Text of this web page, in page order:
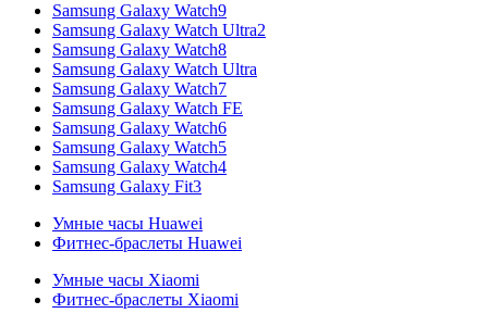
Samsung Galaxy Watch9
Samsung Galaxy Watch Ultra2
Samsung Galaxy Watch8
Samsung Galaxy Watch Ultra
Samsung Galaxy Watch7
Samsung Galaxy Watch FE
Samsung Galaxy Watch6
Samsung Galaxy Watch5
Samsung Galaxy Watch4
Samsung Galaxy Fit3
Умные часы Huawei
Фитнес-браслеты Huawei
Умные часы Xiaomi
Фитнес-браслеты Xiaomi